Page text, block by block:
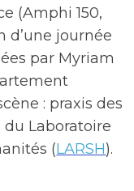
(Amphi 150,
d’une journée
par Myriam
: praxis des
Laboratoire
(LARSH).